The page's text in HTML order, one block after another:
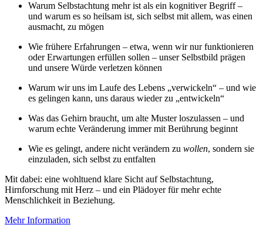
Warum Selbstachtung mehr ist als ein kognitiver Begriff –
und warum es so heilsam ist, sich selbst mit allem, was einen
ausmacht, zu mögen
Wie frühere Erfahrungen – etwa, wenn wir nur funktionieren
oder Erwartungen erfüllen sollen – unser Selbstbild prägen
und unsere Würde verletzen können
Warum wir uns im Laufe des Lebens „verwickeln“ – und wie
es gelingen kann, uns daraus wieder zu „entwickeln“
Was das Gehirn braucht, um alte Muster loszulassen – und
warum echte Veränderung immer mit Berührung beginnt
Wie es gelingt, andere nicht verändern zu wollen, sondern sie
einzuladen, sich selbst zu entfalten
Mit dabei: eine wohltuend klare Sicht auf Selbstachtung,
Hirnforschung mit Herz – und ein Plädoyer für mehr echte
Menschlichkeit in Beziehung.
Mehr Information